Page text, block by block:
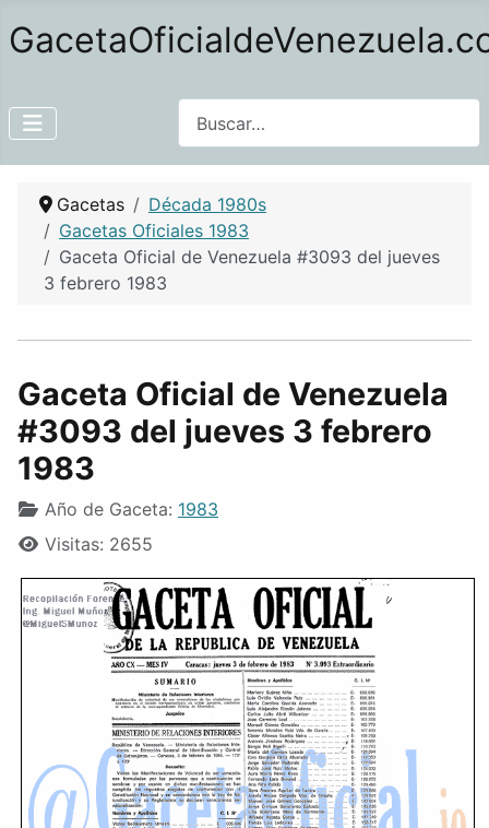
Gacetas
Década 1980s
Gacetas Oficiales 1983
Gaceta Oficial de Venezuela #3093 del jueves
3 febrero 1983
Gaceta Oficial de Venezuela
#3093 del jueves 3 febrero
1983
Año de Gaceta: 1983
Visitas: 2655